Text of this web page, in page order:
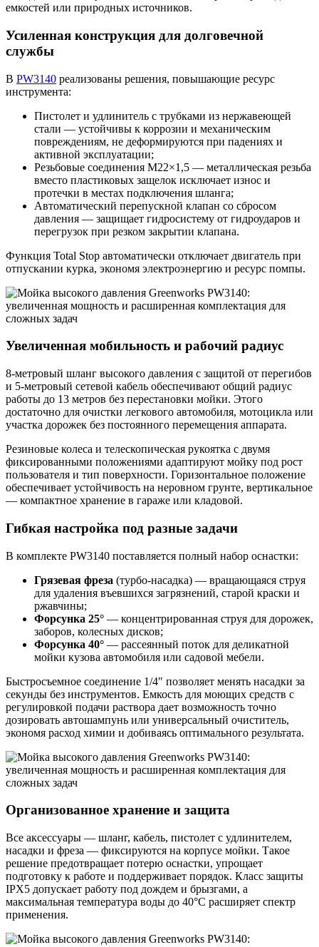
емкостей или природных источников.
Усиленная конструкция для долговечной
службы
В PW3140 реализованы решения, повышающие ресурс
инструмента:
Пистолет и удлинитель с трубками из нержавеющей
стали — устойчивы к коррозии и механическим
повреждениям, не деформируются при падениях и
активной эксплуатации;
Резьбовые соединения М22×1,5 — металлическая резьба
вместо пластиковых защелок исключает износ и
протечки в местах подключения шланга;
Автоматический перепускной клапан со сбросом
давления — защищает гидросистему от гидроударов и
перегрузок при резком закрытии клапана.
Функция Total Stop автоматически отключает двигатель при
отпускании курка, экономя электроэнергию и ресурс помпы.
Увеличенная мобильность и рабочий радиус
8-метровый шланг высокого давления с защитой от перегибов
и 5-метровый сетевой кабель обеспечивают общий радиус
работы до 13 метров без перестановки мойки. Этого
достаточно для очистки легкового автомобиля, мотоцикла или
участка дорожек без постоянного перемещения аппарата.
Резиновые колеса и телескопическая рукоятка с двумя
фиксированными положениями адаптируют мойку под рост
пользователя и тип поверхности. Горизонтальное положение
обеспечивает устойчивость на неровном грунте, вертикальное
— компактное хранение в гараже или кладовой.
Гибкая настройка под разные задачи
В комплекте PW3140 поставляется полный набор оснастки:
Грязевая фреза (турбо-насадка) — вращающаяся струя
для удаления въевшихся загрязнений, старой краски и
ржавчины;
Форсунка 25° — концентрированная струя для дорожек,
заборов, колесных дисков;
Форсунка 40° — рассеянный поток для деликатной
мойки кузова автомобиля или садовой мебели.
Быстросъемное соединение 1/4″ позволяет менять насадки за
секунды без инструментов. Емкость для моющих средств с
регулировкой подачи раствора дает возможность точно
дозировать автошампунь или универсальный очиститель,
экономя расход химии и добиваясь оптимального результата.
Организованное хранение и защита
Все аксессуары — шланг, кабель, пистолет с удлинителем,
насадки и фреза — фиксируются на корпусе мойки. Такое
решение предотвращает потерю оснастки, упрощает
подготовку к работе и поддерживает порядок. Класс защиты
IPX5 допускает работу под дождем и брызгами, а
максимальная температура воды до 40°C расширяет спектр
применения.